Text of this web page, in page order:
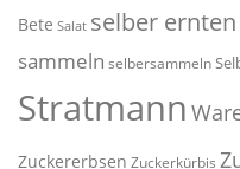
Bete Salat selber ernten
sammeln selbersammeln
Stratmann
Zuckererbsen Zuckerkürbis